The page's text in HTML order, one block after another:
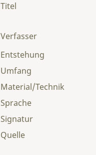
Titel
Verfasser
Entstehung
Umfang
Material/Technik
Sprache
Signatur
Quelle